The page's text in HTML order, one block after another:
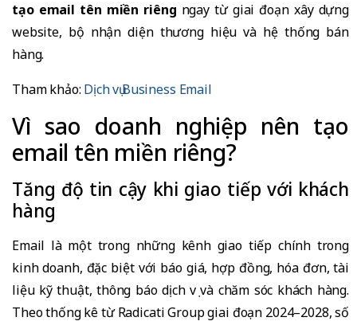
tạo email tên miền riêng ngay từ giai đoạn xây dựng
website, bộ nhận diện thương hiệu và hệ thống bán
hàng.
Tham khảo: Dịch vụ Business Email
Vì sao doanh nghiệp nên tạo
email tên miền riêng?
Tăng độ tin cậy khi giao tiếp với khách
hàng
Email là một trong những kênh giao tiếp chính trong
kinh doanh, đặc biệt với báo giá, hợp đồng, hóa đơn, tài
liệu kỹ thuật, thông báo dịch vụ và chăm sóc khách hàng.
Theo thống kê từ Radicati Group giai đoạn 2024–2028, số